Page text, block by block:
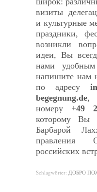
визиты
и культурные
праздники,
возникли
идеи, Вы
нами
напишите нам
по адресу
begegnung.de,
номеру +49
которому Вы
Барбарой
правления
российских
Schlagwörter: ДОБРО